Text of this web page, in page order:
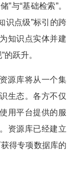
与“基础检索”。
识点级”标引的跨
知识点实体并建
的跃升。
源库将从一个集
生态。各方不仅
用平台提供的服
资源库已经建立
得专项数据库的